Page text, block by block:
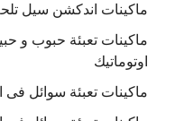
ماكينات اندكشن سيل
ماكينات تعبئة حبوب و
اوتوماتيك
ماكينات تعبئة سوائل